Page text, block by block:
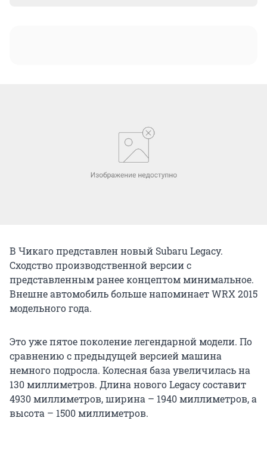
В Чикаго представлен новый Subaru Legacy.
Сходство производственной версии с
представленным ранее концептом минимальное.
Внешне автомобиль больше напоминает WRX 2015
модельного года.
Это уже пятое поколение легендарной модели. По
сравнению с предыдущей версией машина
немного подросла. Колесная база увеличилась на
130 миллиметров. Длина нового Legacy составит
4930 миллиметров, ширина – 1940 миллиметров, а
высота – 1500 миллиметров.